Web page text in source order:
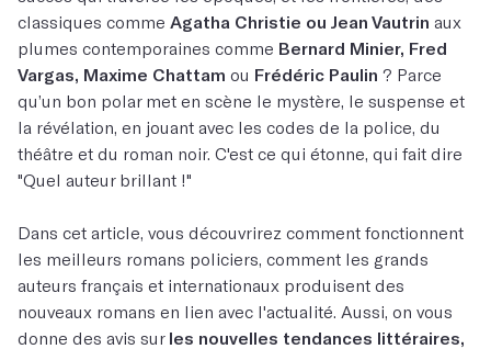
classiques comme Agatha Christie ou Jean Vautrin aux
plumes contemporaines comme Bernard Minier, Fred
Vargas, Maxime Chattam ou Frédéric Paulin ? Parce
qu’un bon polar met en scène le mystère, le suspense et
la révélation, en jouant avec les codes de la police, du
théâtre et du roman noir. C'est ce qui étonne, qui fait dire
"Quel auteur brillant !"
Dans cet article, vous découvrirez comment fonctionnent
les meilleurs romans policiers, comment les grands
auteurs français et internationaux produisent des
nouveaux romans en lien avec l'actualité. Aussi, on vous
donne des avis sur les nouvelles tendances littéraires,